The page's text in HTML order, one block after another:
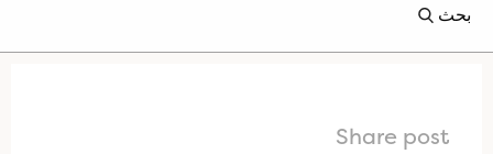
بحث
Share post